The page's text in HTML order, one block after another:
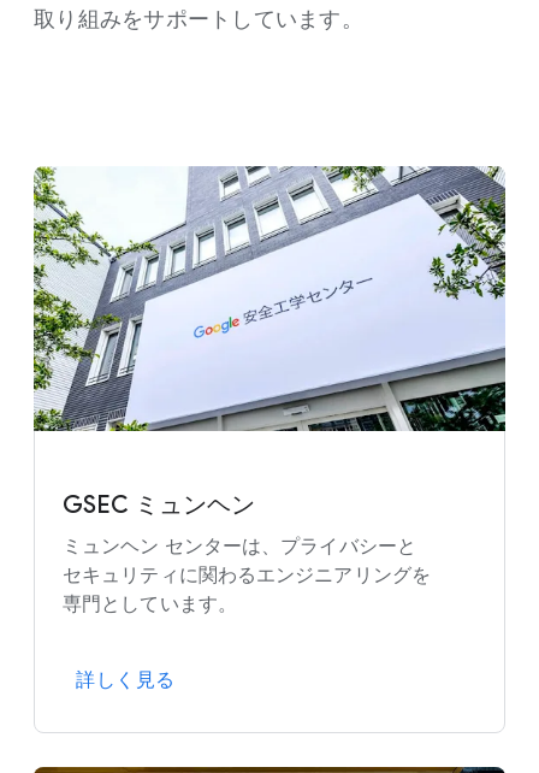
取り組みを​サポートしています。
GSEC ミュンヘン
ミュンヘン センターは、​プライバシーと​
セキュリティに​関わる​エンジニアリングを​
専門と​しています。
詳しく​見る